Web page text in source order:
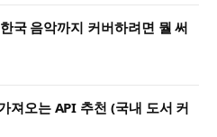
국 음악까지 커버하려면 뭘 써
져오는 API 추천 (국내 도서 커